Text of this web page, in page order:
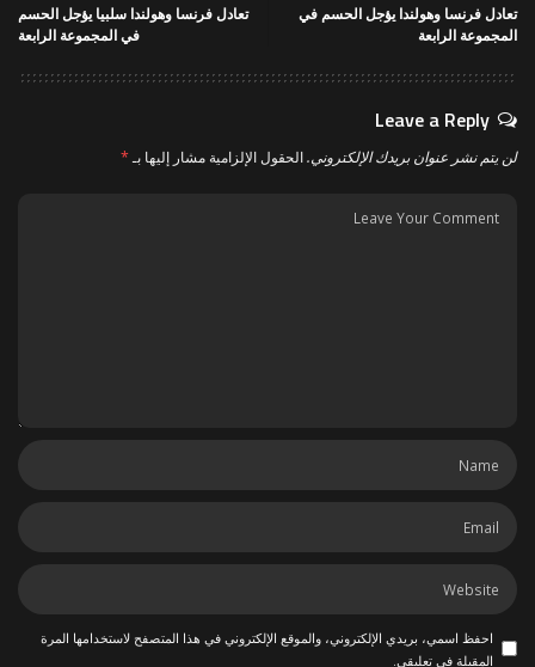
تعادل فرنسا وهولندا يؤجل الحسم في
المجموعة الرابعة
تعادل فرنسا وهولندا سلبيا يؤجل الحسم
في المجموعة الرابعة
Leave a Reply
لن يتم نشر عنوان بريدك الإلكتروني.الحقول الإلزامية مشار إليها بـ*
احفظ اسمي، بريدي الإلكتروني، والموقع الإلكتروني في هذا المتصفح لاستخدامها المرة
المقبلة في تعليقي.